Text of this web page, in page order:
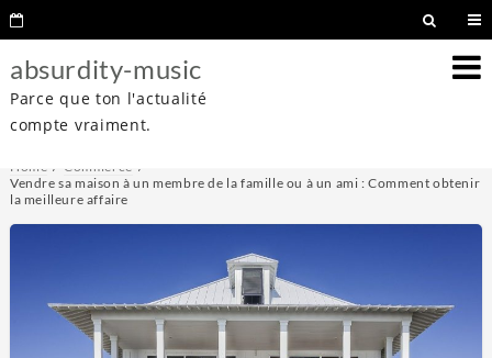
absurdity-music
Parce que ton l'actualité
compte vraiment.
Home
Commerce
Vendre sa maison à un membre de la famille ou à un ami : Comment obtenir
la meilleure affaire